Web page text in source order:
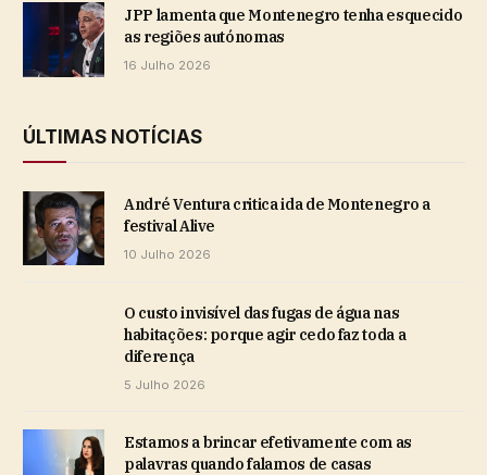
JPP lamenta que Montenegro tenha esquecido
as regiões autónomas
16 Julho 2026
ÚLTIMAS NOTÍCIAS
André Ventura critica ida de Montenegro a
festival Alive
10 Julho 2026
O custo invisível das fugas de água nas
habitações: porque agir cedo faz toda a
diferença
5 Julho 2026
Estamos a brincar efetivamente com as
palavras quando falamos de casas